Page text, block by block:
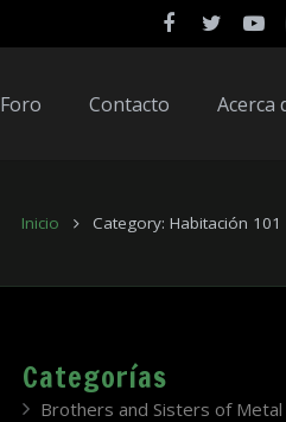
Foro Contacto Acerca
Inicio Category: Habitación 101
Categorías
Brothers and Sisters of Metal